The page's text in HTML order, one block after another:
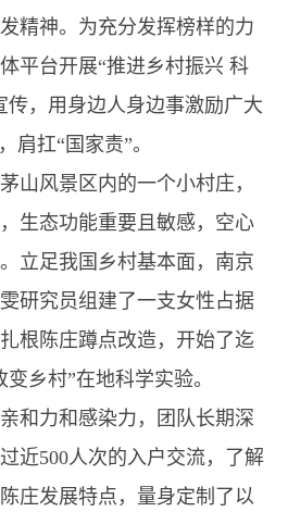
精神。为充分发挥榜样的力
平台开展“推进乡村振兴 科
传，用身边人身边事激励广大
肩扛“国家责”。
山风景区内的一个小村庄，
生态功能重要且敏感，空心
立足我国乡村基本面，南京
研究员组建了一支女性占据
根陈庄蹲点改造，开始了迄
乡村”在地科学实验。
和力和感染力，团队长期深
近500人次的入户交流，了解
庄发展特点，量身定制了以